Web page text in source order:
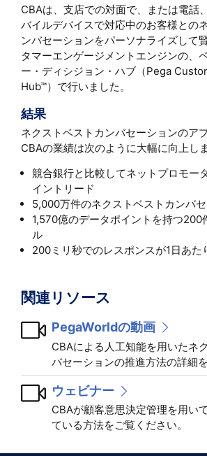
CBAは、支店での対面で、または電話
バイルデバイスで対応中のお客様との
ンバセーションをパーソナライズして
タマーエンゲージメントエンジンの、
ー・ディシジョン・ハブ（Pega
Hub™）で行いました。
結果
ネクストベストカンバセーションのア
CBAの業績は次のように大幅に向上しま
競合銀行と比較してネットプロモー
イントリード
5,000万件のネクストベストカンバ
1,570億のデータポイントを持つ200
ル
200ミリ秒でのレスポンスが1日あた
関連リソース
PegaWorldの動画
CBAによる人工知能を用いたネ
バセーションの推進方法の詳細
ウェビナー
CBAが顧客意思決定管理を用い
ている方法をご覧ください。